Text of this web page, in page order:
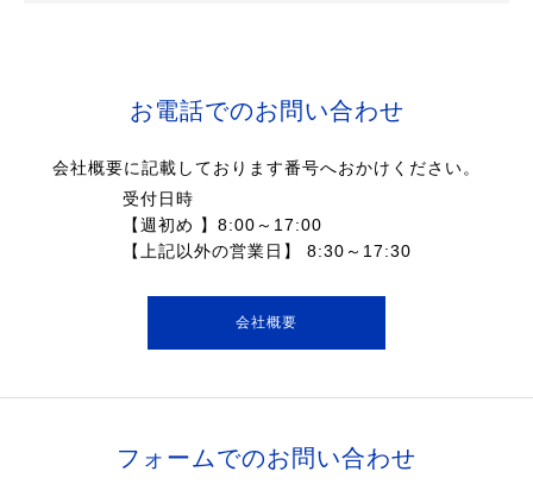
お電話でのお問い合わせ
会社概要に記載しております番号へおかけください。
受付日時
【週初め 】8:00～17:00
【上記以外の営業日】 8:30～17:30
会社概要
フォームでのお問い合わせ